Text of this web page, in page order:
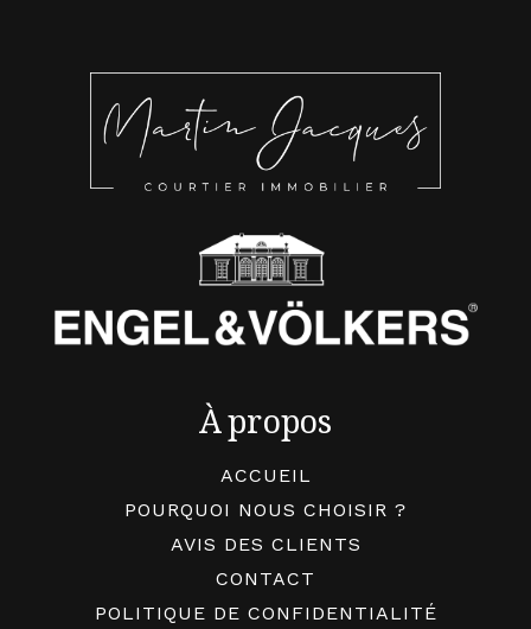
À propos
ACCUEIL
POURQUOI NOUS CHOISIR ?
AVIS DES CLIENTS
CONTACT
POLITIQUE DE CONFIDENTIALITÉ